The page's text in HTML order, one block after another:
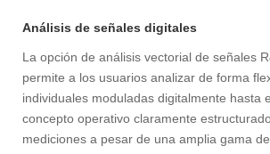
Análisis de señales digitales
La opción de análisis vectorial de señales
permite a los usuarios analizar de forma
individuales moduladas digitalmente hasta
concepto operativo claramente
mediciones a pesar de una amplia gama